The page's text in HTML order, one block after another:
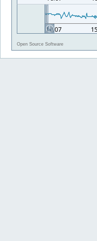
Open Source Software